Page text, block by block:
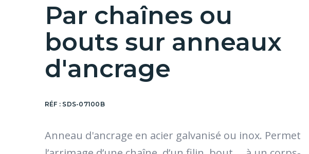
Par chaînes ou
bouts sur anneaux
d'ancrage
RÉF : SDS-07100B
Anneau d'ancrage en acier galvanisé ou inox. Permet